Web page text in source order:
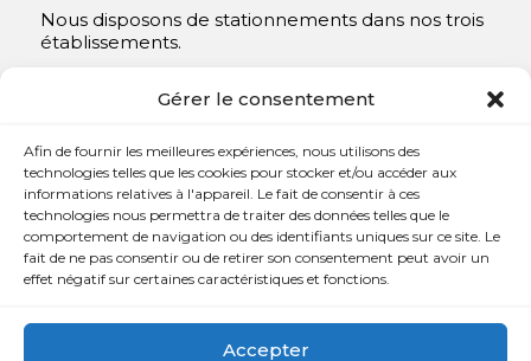
Gérer le consentement
Afin de fournir les meilleures expériences, nous utilisons des
technologies telles que les cookies pour stocker et/ou accéder aux
informations relatives à l'appareil. Le fait de consentir à ces
technologies nous permettra de traiter des données telles que le
comportement de navigation ou des identifiants uniques sur ce site. Le
fait de ne pas consentir ou de retirer son consentement peut avoir un
effet négatif sur certaines caractéristiques et fonctions.
Accepter
Nous disposons de stationnements dans nos trois
établissements.
Contact
 450 654-3342
 info@charlesrajotte.com
765, rue Notre-Dame